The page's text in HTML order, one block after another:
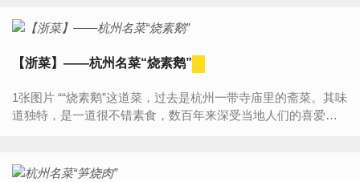
【浙菜】――杭州名菜“烧素鹅”
1张图片 ““烧素鹅”这道菜，过去是杭州一带寺庙里的斋菜。其味
道独特，是一道很不错素食，数百年来深受当地人们的喜爱，